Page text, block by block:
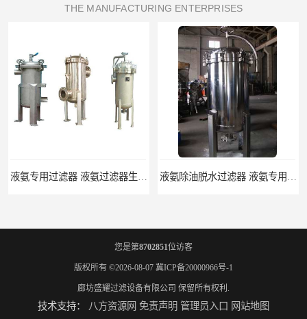
THE MANUFACTURING ENTERPRISES
您是第8702851位访客
版权所有 ©2026-08-07 冀ICP备20000966号-1
廊坊盛耀过滤设备有限公司 保留所有权利.
技术支持： 八方资源网 免责声明 管理员入口 网站地图